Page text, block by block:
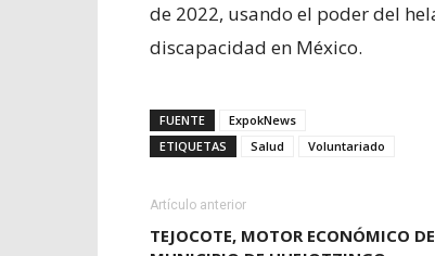
de 2022, usando el poder del
discapacidad en México.
FUENTE
ExpokNews
ETIQUETAS
Salud Voluntariado
Artículo anterior
TEJOCOTE, MOTOR ECONÓMICO